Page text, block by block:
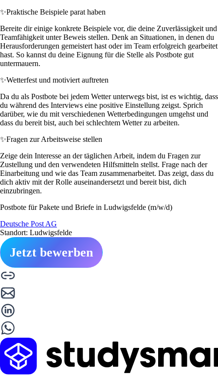
✨Praktische Beispiele parat haben
Bereite dir einige konkrete Beispiele vor, die deine Zuverlässigkeit und
Teamfähigkeit unter Beweis stellen. Denk an Situationen, in denen du
Herausforderungen gemeistert hast oder im Team erfolgreich gearbeitet
hast. So kannst du deine Eignung für die Stelle als Postbote gut
untermauern.
✨Wetterfest und motiviert auftreten
Da du als Postbote bei jedem Wetter unterwegs bist, ist es wichtig, dass
du während des Interviews eine positive Einstellung zeigst. Sprich
darüber, wie du mit verschiedenen Wetterbedingungen umgehst und
dass du bereit bist, auch bei schlechtem Wetter zu arbeiten.
✨Fragen zur Arbeitsweise stellen
Zeige dein Interesse an der täglichen Arbeit, indem du Fragen zur
Zustellung und den verwendeten Hilfsmitteln stellst. Frage nach der
Einarbeitung und wie das Team zusammenarbeitet. Das zeigt, dass du
dich aktiv mit der Rolle auseinandersetzt und bereit bist, dich
einzubringen.
Postbote für Pakete und Briefe in Ludwigsfelde (m/w/d)
Deutsche Post AG
Standort: Ludwigsfelde
Jetzt bewerben